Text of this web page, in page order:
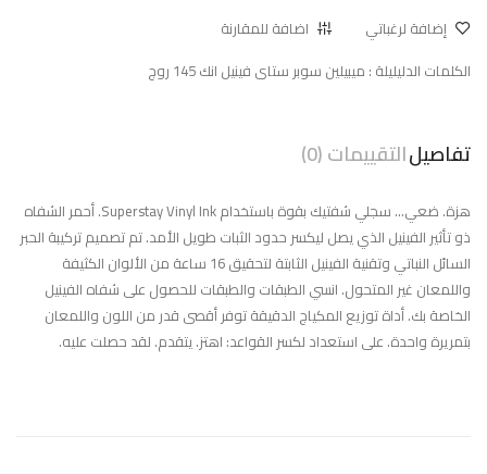
إضافة لرغباتي
اضافة للمقارنة
الكلمات الدليليلة : ميبيلين سوبر ستاى فينيل انك 145 روج
تفاصيلالتقييمات (0)
هزة. ضعي... سجلي شفتيك بقوة باستخدام Superstay Vinyl Ink. أحمر الشفاه
ذو تأثير الفينيل الذي يصل ليكسر حدود الثبات طويل الأمد. تم تصميم تركيبة الحبر
السائل النباتي وتقنية الفينيل الثابتة لتحقيق 16 ساعة من الألوان الكثيفة
واللمعان غير المتحول. انسي الطبقات والطبقات للحصول على شفاه الفينيل
الخاصة بك. أداة توزيع المكياج الدقيقة توفر أقصى قدر من اللون واللمعان
بتمريرة واحدة. على استعداد لكسر القواعد: اهتز. يتقدم. لقد حصلت عليه.